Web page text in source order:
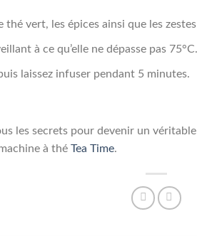
thé vert, les épices ainsi que les zestes
à ce qu’elle ne dépasse pas 75°C.
laissez infuser pendant 5 minutes.
les secrets pour devenir un
à thé Tea Time.